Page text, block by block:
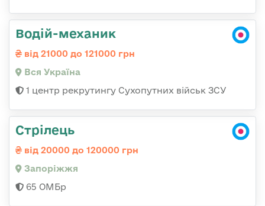
Водій-механик
від 21000 до 121000 грн
Вся Україна
1 центр рекрутингу Сухопутних військ ЗСУ
Стрілець
від 20000 до 120000 грн
Запоріжжя
65 ОМБр